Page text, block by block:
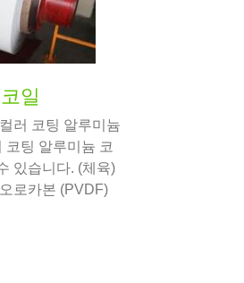
일
러 코팅 알루미늄
코팅 알루미늄 코
있습니다. (체육)
로카본 (PVDF)